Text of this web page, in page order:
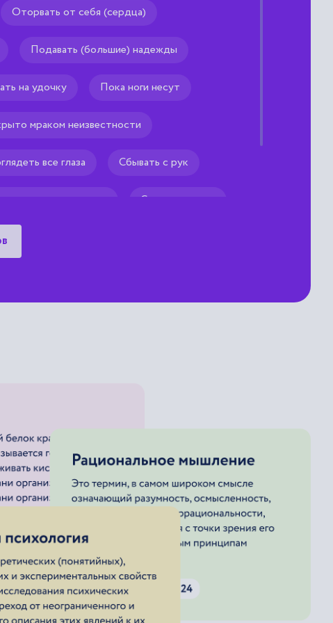
Оторвать от себя (сердца)
Подавать (большие) надежды
на удочку Пока ноги несут
мраком неизвестности
все глаза Сбывать с рук
другими глазами Смотреть косо